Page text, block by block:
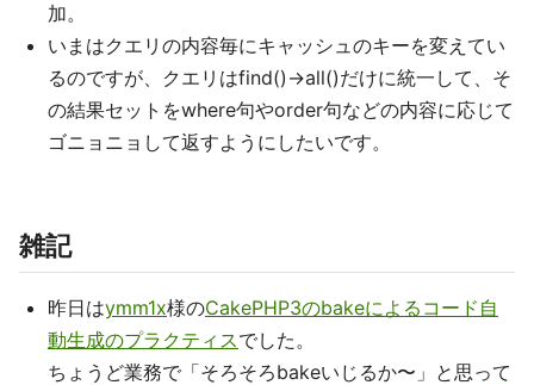
加。
いまはクエリの内容毎にキャッシュのキーを変えてい
るのですが、クエリはfind()->all()だけに統一して、そ
の結果セットをwhere句やorder句などの内容に応じて
ゴニョニョして返すようにしたいです。
雑記
昨日はymm1x様のCakePHP3のbakeによるコード自
動生成のプラクティスでした。
ちょうど業務で「そろそろbakeいじるか〜」と思って